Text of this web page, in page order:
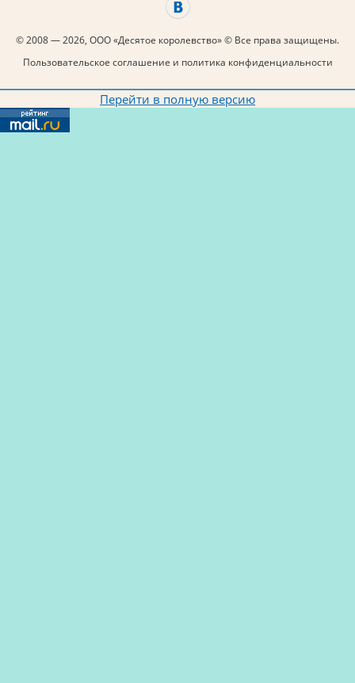
© 2008 — 2026, ООО «Десятое королевство» © Все права защищены.
Пользовательское соглашение и политика конфиденциальности
Перейти в полную версию